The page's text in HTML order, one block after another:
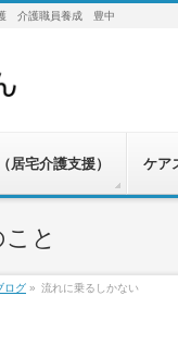
介護職員養成 豊中
居宅介護支援） ケア
と
ログ » 流れに乗るしかない